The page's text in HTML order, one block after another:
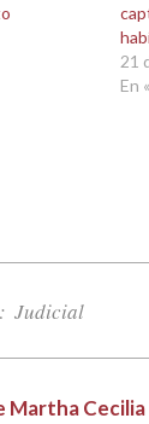
21
En
Judicial
Martha